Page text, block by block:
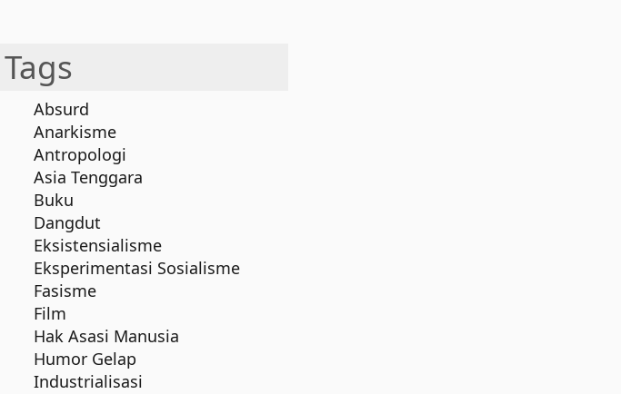
Tags
Absurd
Anarkisme
Antropologi
Asia Tenggara
Buku
Dangdut
Eksistensialisme
Eksperimentasi Sosialisme
Fasisme
Film
Hak Asasi Manusia
Humor Gelap
Industrialisasi